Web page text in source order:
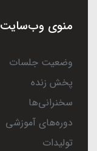
منوی وب‌سایت
وضعیت جلسات
پخش زنده
سخنرانی‌ها
دوره‌های آموزشی
تولیدات